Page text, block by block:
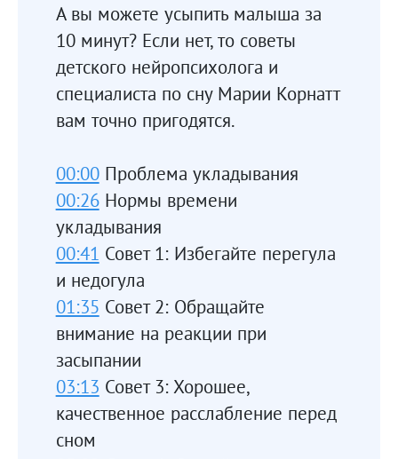
А вы можете усыпить малыша за
10 минут? Если нет, то советы
детского нейропсихолога и
специалиста по сну Марии Корнатт
вам точно пригодятся.
00:00Проблема укладывания
00:26Нормы времени
укладывания
00:41 Совет 1: Избегайте перегула
и недогула
01:35 Совет 2: Обращайте
внимание на реакции при
засыпании
03:13 Совет 3: Хорошее,
качественное расслабление перед
сном